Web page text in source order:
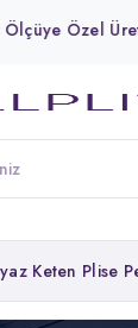
Özel
Keten Plise